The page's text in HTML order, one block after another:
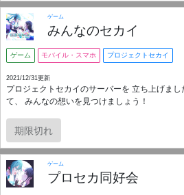
ゲーム
みんなのセカイ
ゲーム モバイル・スマホ プロジェクトセカイ
2021/12/31更新
プロジェクトセカイのサーバーを 立ち上げま
て、 みんなの想いを見つけましょう！
期限切れ
ゲーム
プロセカ同好会